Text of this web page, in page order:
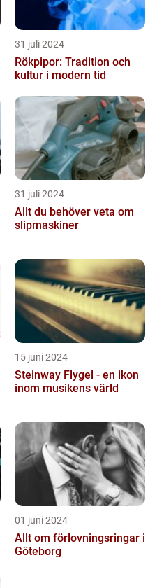
31 juli 2024
Rökpipor: Tradition och
kultur i modern tid
31 juli 2024
Allt du behöver veta om
slipmaskiner
15 juni 2024
Steinway Flygel - en ikon
inom musikens värld
01 juni 2024
Allt om förlovningsringar i
Göteborg